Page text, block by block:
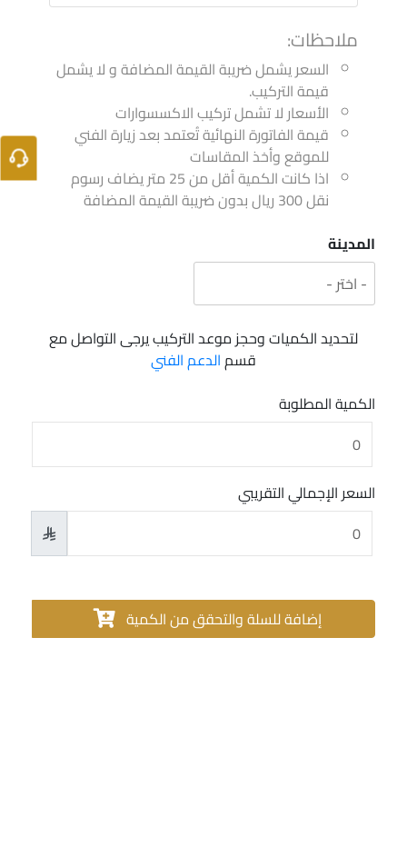
ملاحظات:
السعر يشمل ضريبة القيمة المضافة و لا يشمل
قيمة التركيب.
الأسعار لا تشمل تركيب الاكسسوارات
قيمة الفاتورة النهائية تُعتمد بعد زيارة الفني
للموقع وأخذ المقاسات
اذا كانت الكمية أقل من 25 متر يضاف رسوم
نقل 300 ريال بدون ضريبة القيمة المضافة
المدينة
لتحديد الكميات وحجز موعد التركيب يرجى التواصل مع
قسمالدعم الفني
الكمية المطلوبة
السعر الإجمالي التقريبي

إضافة للسلة والتحقق من الكمية